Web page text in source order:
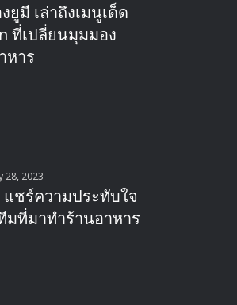
มี เล่าถึงเมนูเด็ด
ที่เปลี่ยนมุมมอง
หาร
28, 2023
แชร์ความประทับใจ
มที่มาทำร้านอาหาร